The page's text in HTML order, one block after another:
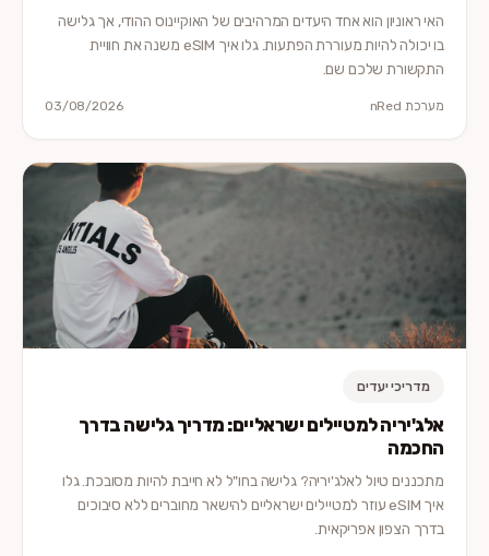
האי ראוניון הוא אחד היעדים המרהיבים של האוקיינוס ההודי, אך גלישה
בו יכולה להיות מעוררת הפתעות. גלו איך eSIM משנה את חוויית
התקשורת שלכם שם.
מערכת nRed 03/08/2026
מדריכי יעדים
אלג'יריה למטיילים ישראליים: מדריך גלישה בדרך
החכמה
מתכננים טיול לאלג'יריה? גלישה בחו"ל לא חייבת להיות מסובכת. גלו
איך eSIM עוזר למטיילים ישראליים להישאר מחוברים ללא סיבוכים
בדרך הצפון אפריקאית.